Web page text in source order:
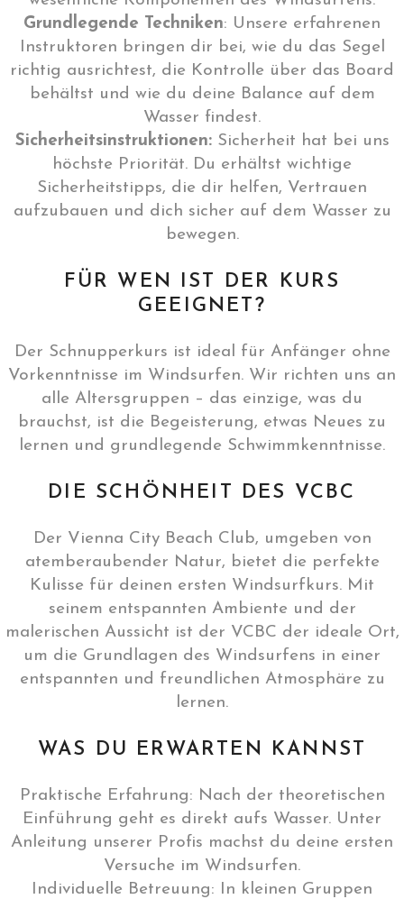
Grundlegende Techniken: Unsere erfahrenen
Instruktoren bringen dir bei, wie du das Segel
richtig ausrichtest, die Kontrolle über das Board
behältst und wie du deine Balance auf dem
Wasser findest.
Sicherheitsinstruktionen:Sicherheit hat bei uns
höchste Priorität. Du erhältst wichtige
Sicherheitstipps, die dir helfen, Vertrauen
aufzubauen und dich sicher auf dem Wasser zu
bewegen.
FÜR WEN IST DER KURS
GEEIGNET?
Der Schnupperkurs ist ideal für Anfänger ohne
Vorkenntnisse im Windsurfen. Wir richten uns an
alle Altersgruppen – das einzige, was du
brauchst, ist die Begeisterung, etwas Neues zu
lernen und grundlegende Schwimmkenntnisse.
DIE SCHÖNHEIT DES VCBC
Der Vienna City Beach Club, umgeben von
atemberaubender Natur, bietet die perfekte
Kulisse für deinen ersten Windsurfkurs. Mit
seinem entspannten Ambiente und der
malerischen Aussicht ist der VCBC der ideale Ort,
um die Grundlagen des Windsurfens in einer
entspannten und freundlichen Atmosphäre zu
lernen.
WAS DU ERWARTEN KANNST
Praktische Erfahrung: Nach der theoretischen
Einführung geht es direkt aufs Wasser. Unter
Anleitung unserer Profis machst du deine ersten
Versuche im Windsurfen.
Individuelle Betreuung: In kleinen Gruppen